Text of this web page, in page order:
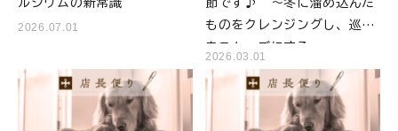
ルシウムの新常識
2026.07.01
節です♪ ～冬に溜め込んだ
ものをクレンジングし、巡り
をスムーズにする～
2026.03.01